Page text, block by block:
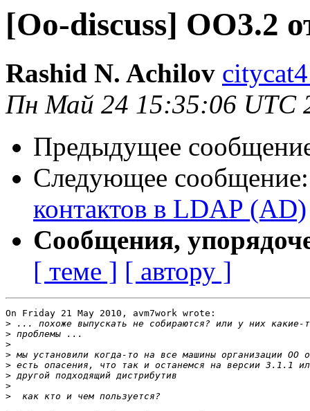
[Oo-discuss] ОО3.2
Rashid N. Achilov
Пн Май 24 15:35:06 UTC
Предыдущее
Следующее
контактов в LDAP (AD)
Сообщения,
[ теме ] [ автору ]
On Friday 21 May 2010, avm7work wrote:
>
>
>
>
>
>
>
>